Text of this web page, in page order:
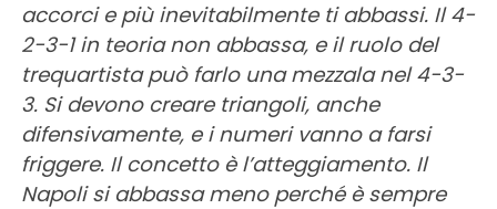
accorci e più inevitabilmente ti abbassi. Il 4-
2-3-1 in teoria non abbassa, e il ruolo del
trequartista può farlo una mezzala nel 4-3-
3. Si devono creare triangoli, anche
difensivamente, e i numeri vanno a farsi
friggere. Il concetto è l’atteggiamento. Il
Napoli si abbassa meno perché è sempre